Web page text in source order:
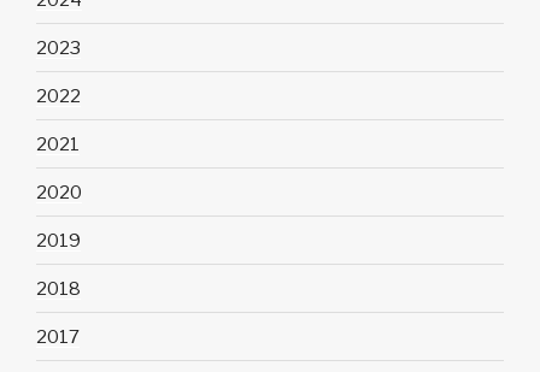
2023
2022
2021
2020
2019
2018
2017